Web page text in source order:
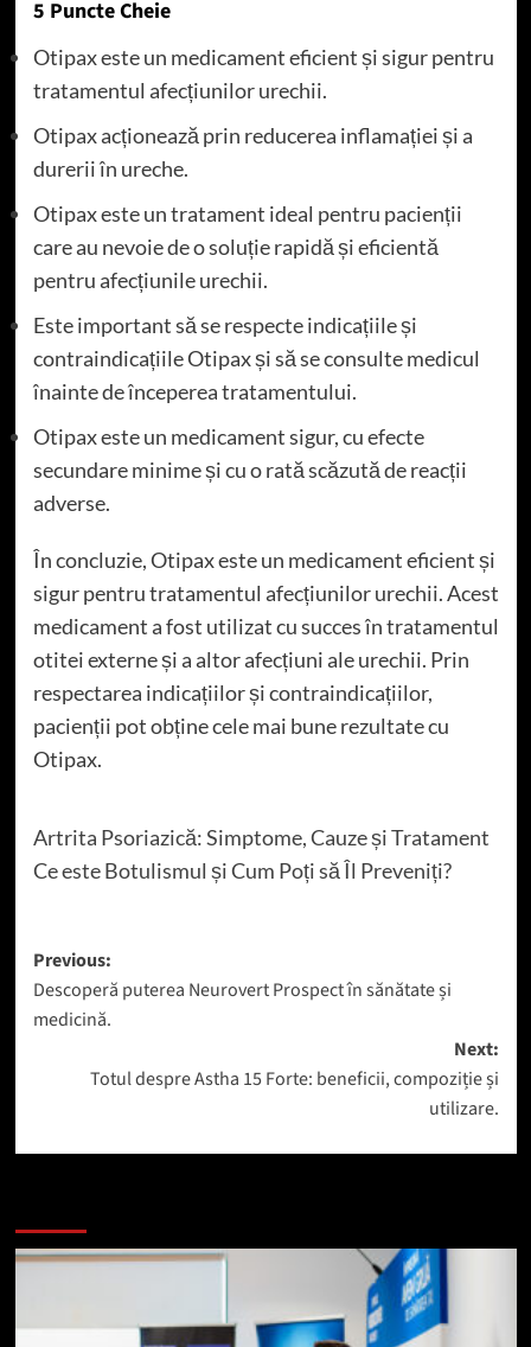
5 Puncte Cheie
Otipax este un medicament eficient și sigur pentru
tratamentul afecțiunilor urechii.
Otipax acționează prin reducerea inflamației și a
durerii în ureche.
Otipax este un tratament ideal pentru pacienții
care au nevoie de o soluție rapidă și eficientă
pentru afecțiunile urechii.
Este important să se respecte indicațiile și
contraindicațiile Otipax și să se consulte medicul
înainte de începerea tratamentului.
Otipax este un medicament sigur, cu efecte
secundare minime și cu o rată scăzută de reacții
adverse.
În concluzie, Otipax este un medicament eficient și
sigur pentru tratamentul afecțiunilor urechii. Acest
medicament a fost utilizat cu succes în tratamentul
otitei externe și a altor afecțiuni ale urechii. Prin
respectarea indicațiilor și contraindicațiilor,
pacienții pot obține cele mai bune rezultate cu
Otipax.
Artrita Psoriazică: Simptome, Cauze și Tratament
Ce este Botulismul și Cum Poți să Îl Preveniți?
Post
navigation
Previous:
Descoperă puterea Neurovert Prospect în sănătate și
medicină.
Next:
Totul despre Astha 15 Forte: beneficii, compoziție și
utilizare.